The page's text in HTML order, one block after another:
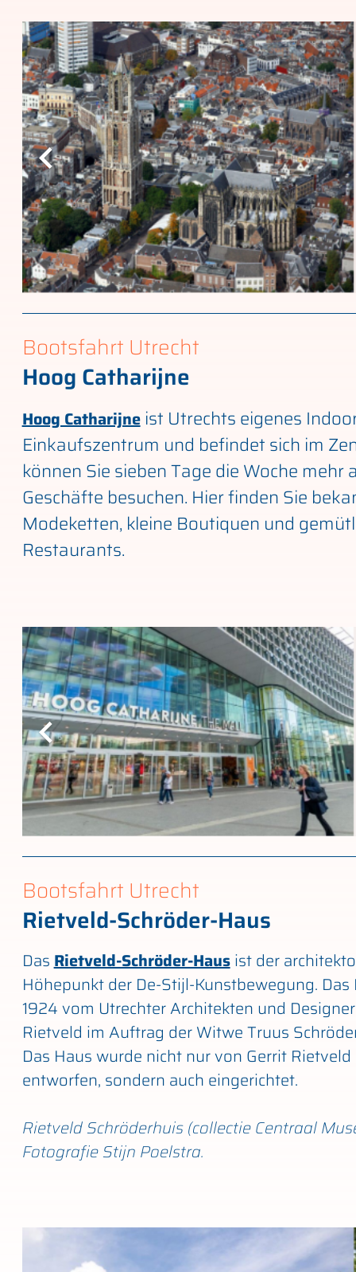
Bootsfahrt Utrecht
Hoog Ca­thari­j­ne
Hoog Catharijneist Utrechts eigenes
Einkaufszentrum und befindet sich im
können Sie sieben Tage die Woche mehr
Geschäfte besuchen. Hier finden Sie
Modeketten, kleine Boutiquen und
Restaurants.
Bootsfahrt Utrecht
Rietveld-Schröder-Haus
DasRietveld-Schröder-Hausist der
Höhepunkt der De-Stijl-Kunstbewegung.
1924 vom Utrechter Architekten und
Rietveld im Auftrag der Witwe Truus
Das Haus wurde nicht nur von Gerrit
entworfen, sondern auch eingerichtet.
Rietveld Schröderhuis (collectie Centraal
Fotografie Stijn Poelstra.